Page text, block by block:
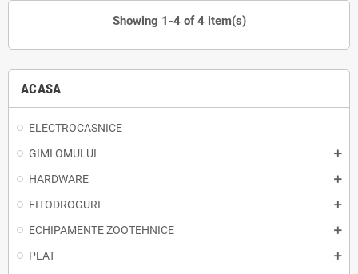
ACASA
ELECTROCASNICE
GIMI OMULUI
HARDWARE
FITODROGURI
ECHIPAMENTE ZOOTEHNICE
PLAT
Showing 1-4 of 4 item(s)